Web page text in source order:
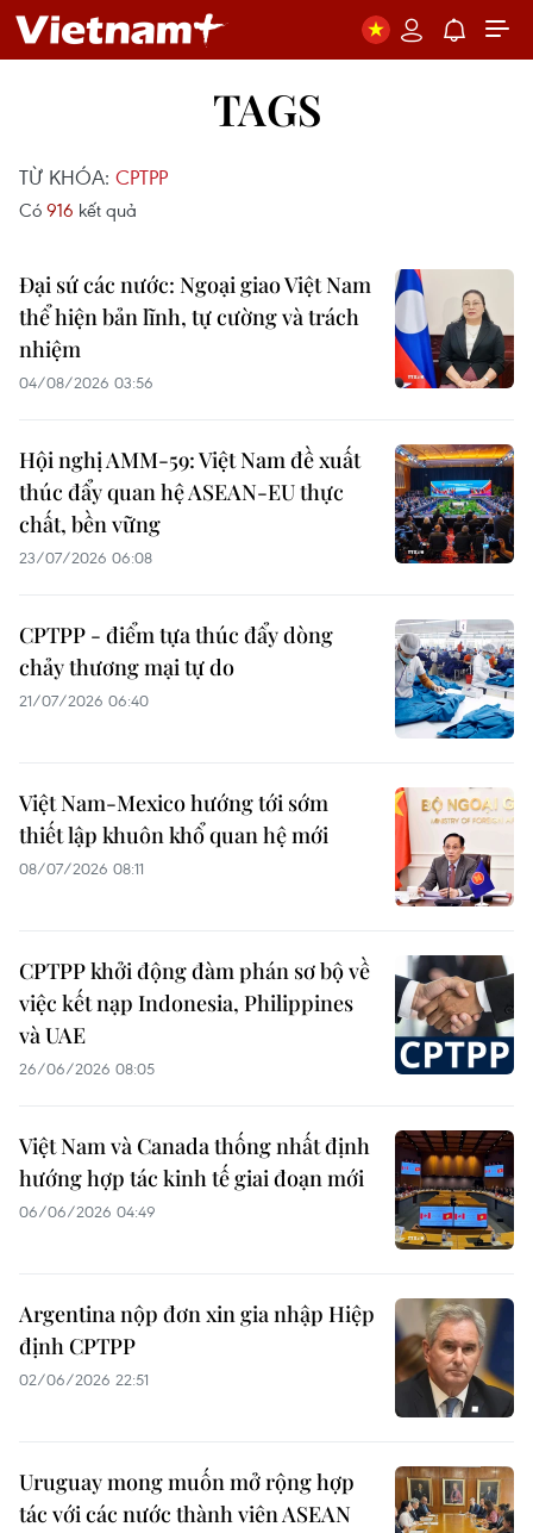
TAGS
TỪ KHÓA: CPTPP
Có 916 kết quả
Đại sứ các nước: Ngoại giao Việt Nam
thể hiện bản lĩnh, tự cường và trách
nhiệm
04/08/2026 03:56
Hội nghị AMM-59: Việt Nam đề xuất
thúc đẩy quan hệ ASEAN-EU thực
chất, bền vững
23/07/2026 06:08
CPTPP - điểm tựa thúc đẩy dòng
chảy thương mại tự do
21/07/2026 06:40
Việt Nam-Mexico hướng tới sớm
thiết lập khuôn khổ quan hệ mới
08/07/2026 08:11
CPTPP khởi động đàm phán sơ bộ về
việc kết nạp Indonesia, Philippines
và UAE
26/06/2026 08:05
Việt Nam và Canada thống nhất định
hướng hợp tác kinh tế giai đoạn mới
06/06/2026 04:49
Argentina nộp đơn xin gia nhập Hiệp
định CPTPP
02/06/2026 22:51
Uruguay mong muốn mở rộng hợp
tác với các nước thành viên ASEAN